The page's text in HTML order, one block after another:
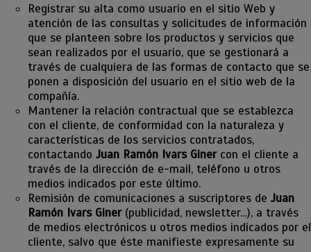
Registrar su alta como usuario en el sitio Web y
atención de las consultas y solicitudes de información
que se planteen sobre los productos y servicios que
sean realizados por el usuario, que se gestionará a
través de cualquiera de las formas de contacto que se
ponen a disposición del usuario en el sitio web de la
compañía.
Mantener la relación contractual que se establezca
con el cliente, de conformidad con la naturaleza y
características de los servicios contratados,
contactando Juan Ramón Ivars Ginercon el cliente a
través de la dirección de e-mail, teléfono u otros
medios indicados por este último.
Remisión de comunicaciones a suscriptores de Juan
Ramón Ivars Giner(publicidad, newsletter…), a través
de medios electrónicos u otros medios indicados por el
cliente, salvo que éste manifieste expresamente su